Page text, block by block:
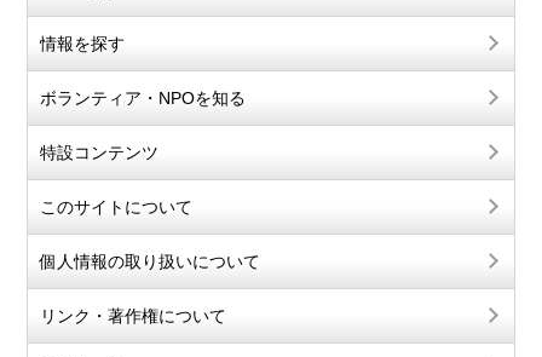
情報を探す
ボランティア・NPOを知る
特設コンテンツ
このサイトについて
個人情報の取り扱いについて
リンク・著作権について